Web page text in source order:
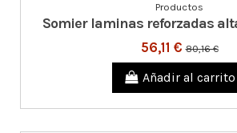
Productos
Somier laminas reforzadas
56,11 €80,16 €
Añadir al carrito